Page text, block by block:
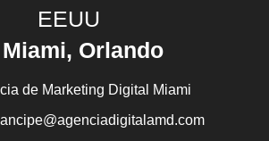
EEUU
Miami, Orlando
de Marketing Digital Miami